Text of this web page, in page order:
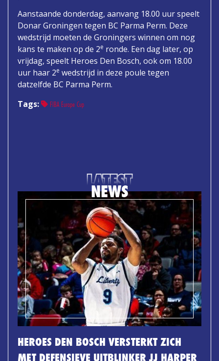
Aanstaande donderdag, aanvang 18.00 uur speelt
Donar Groningen tegen BC Parma Perm. Deze
wedstrijd moeten de Groningers winnen om nog
kans te maken op de 2e ronde. Een dag later, op
vrijdag, speelt Heroes Den Bosch, ook om 18.00
uur haar 2e wedstrijd in deze poule tegen
datzelfde BC Parma Perm.
Tags:
FIBA Europe Cup
LATEST
NEWS
HEROES DEN BOSCH VERSTERKT ZICH
MET DEFENSIEVE UITBLINKER JJ HARPER